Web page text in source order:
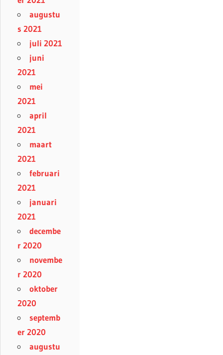
augustu
s 2021
juli 2021
juni
2021
mei
2021
april
2021
maart
2021
februari
2021
januari
2021
decembe
r 2020
novembe
r 2020
oktober
2020
septemb
er 2020
augustu